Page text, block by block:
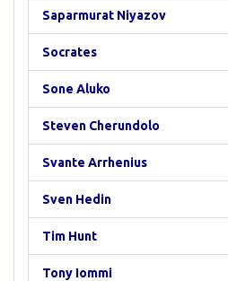
Saparmurat Niyazov
Socrates
Sone Aluko
Steven Cherundolo
Svante Arrhenius
Sven Hedin
Tim Hunt
Tony Iommi